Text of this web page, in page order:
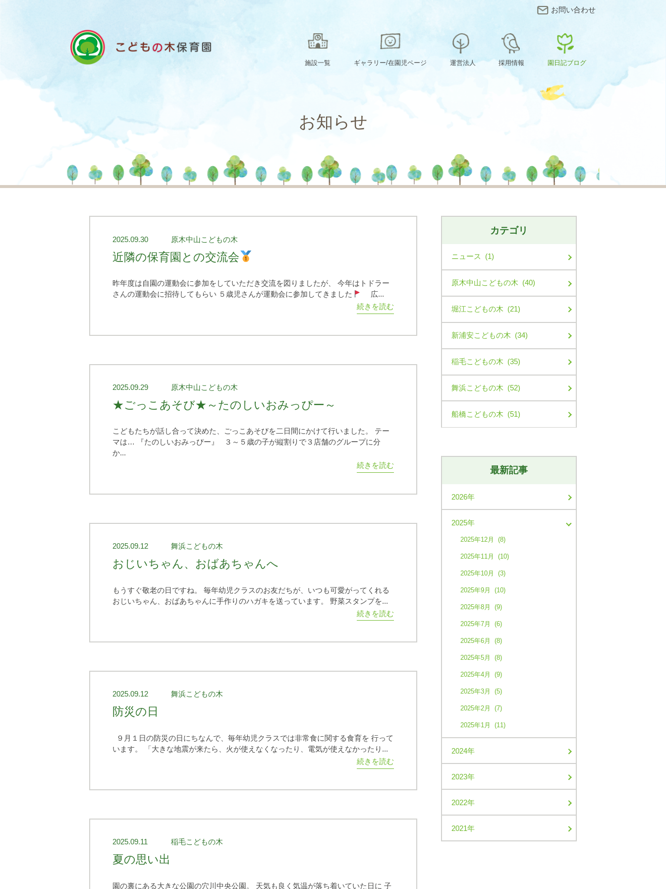
お問い合わせ
施設一覧 ギャラリー/在園児ページ 運営法人 採用情報 園日記ブログ
お知らせ
2025.09.30 原木中山こどもの木
近隣の保育園との交流会
昨年度は自園の運動会に参加をしていただき交流を図りましたが、 今年はトドラー
さんの運動会に招待してもらい ５歳児さんが運動会に参加してきました
広...
続きを読む
2025.09.29 原木中山こどもの木
★ごっこあそび★～たのしいおみっぴー～
こどもたちが話し合って決めた、ごっこあそびを二日間にかけて行いました。 テー
マは… 『たのしいおみっぴー』 ３～５歳の子が縦割りで３店舗のグループに分
か...
続きを読む
2025.09.12 舞浜こどもの木
おじいちゃん、おばあちゃんへ
もうすぐ敬老の日ですね。 毎年幼児クラスのお友だちが、いつも可愛がってくれる
おじいちゃん、おばあちゃんに手作りのハガキを送っています。 野菜スタンプを...
続きを読む
2025.09.12 舞浜こどもの木
防災の日
９月１日の防災の日にちなんで、毎年幼児クラスでは非常食に関する食育を 行って
います。 「大きな地震が来たら、火が使えなくなったり、電気が使えなかったり...
続きを読む
2025.09.11 稲毛こどもの木
夏の思い出
園の裏にある大きな公園の穴川中央公園。 天気も良く気温が落ち着いていた日に 子
カテゴリ
ニュース (1)
原木中山こどもの木 (40)
堀江こどもの木 (21)
新浦安こどもの木 (34)
稲毛こどもの木 (35)
舞浜こどもの木 (52)
船橋こどもの木 (51)
最新記事
2026年
2025年
2025年12月 (8)
2025年11月 (10)
2025年10月 (3)
2025年9月 (10)
2025年8月 (9)
2025年7月 (6)
2025年6月 (8)
2025年5月 (8)
2025年4月 (9)
2025年3月 (5)
2025年2月 (7)
2025年1月 (11)
2024年
2023年
2022年
2021年